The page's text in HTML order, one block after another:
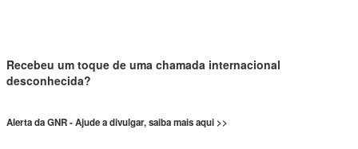
Recebeu um toque de uma chamada internacional
desconhecida?
Alerta da GNR - Ajude a divulgar, saiba mais aqui >>